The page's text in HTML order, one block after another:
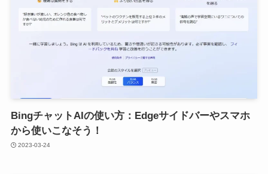
BingチャットAIの使い方：Edgeサイドバーやスマホ
から使いこなそう！
2023-03-24